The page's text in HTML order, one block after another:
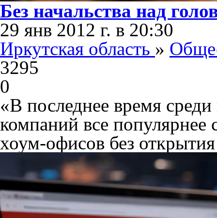
Без начальства над
29 янв 2012 г. в 20:30
Иркутская область »
3295
0
«В последнее время
компаний все популярнее
хоум-офисов без